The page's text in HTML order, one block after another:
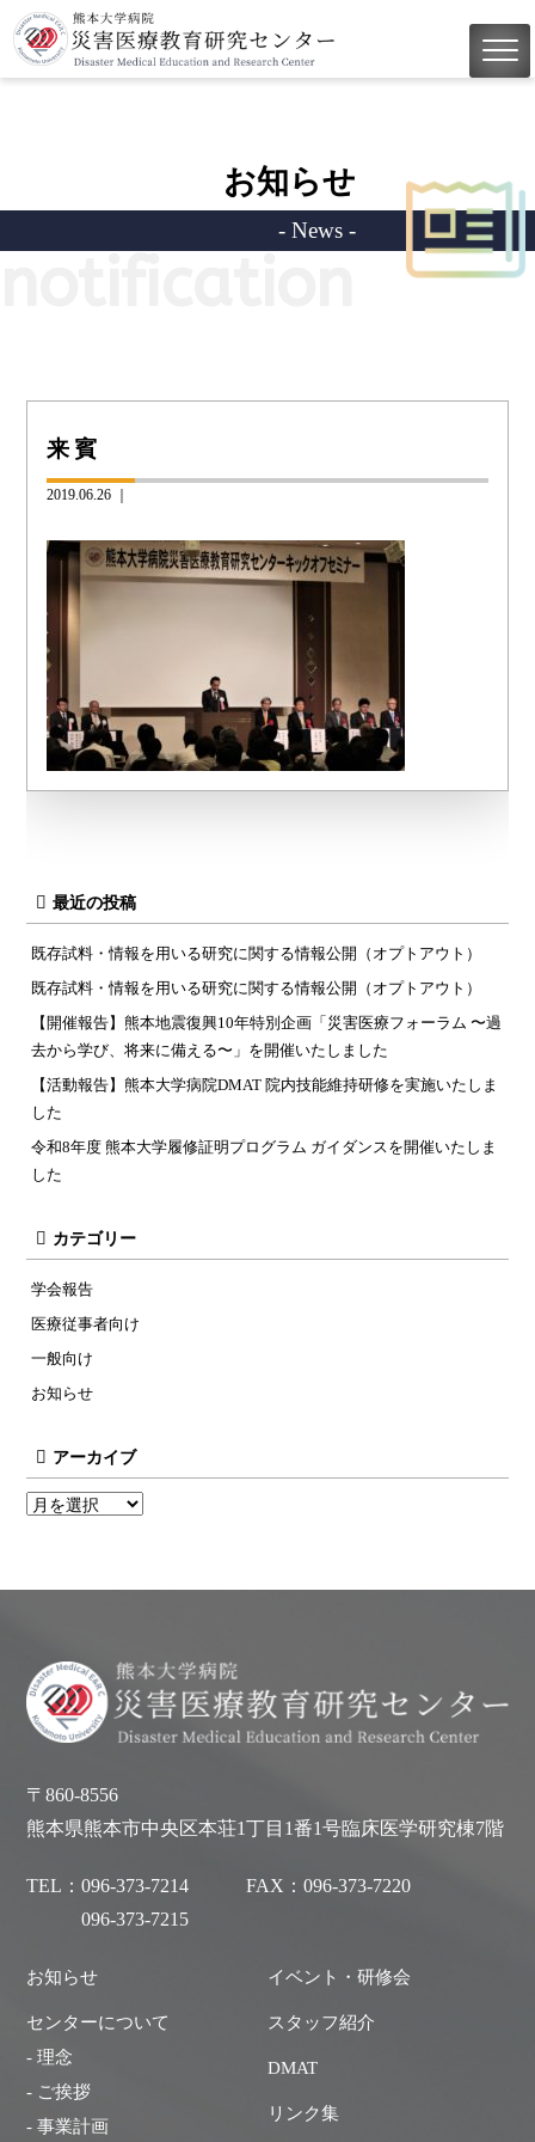
お知らせ
- News -
来賓
2019.06.26 ｜
最近の投稿
既存試料・情報を用いる研究に関する情報公開（オプトアウト）
既存試料・情報を用いる研究に関する情報公開（オプトアウト）
【開催報告】熊本地震復興10年特別企画「災害医療フォーラム 〜過
去から学び、将来に備える〜」を開催いたしました
【活動報告】熊本大学病院DMAT 院内技能維持研修を実施いたしま
した
令和8年度 熊本大学履修証明プログラム ガイダンスを開催いたしま
した
カテゴリー
学会報告
医療従事者向け
一般向け
お知らせ
アーカイブ
〒860-8556
熊本県熊本市中央区本荘1丁目1番1号臨床医学研究棟7階
TEL：096-373-7214
096-373-7215
FAX：096-373-7220
お知らせ
センターについて
- 理念
- ご挨拶
- 事業計画
イベント・研修会
スタッフ紹介
DMAT
リンク集